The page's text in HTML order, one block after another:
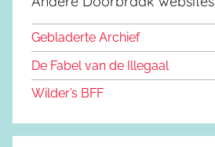
n
b
o
o
Gebladerte Archief
De Fabel van de Illegaal
Wilder’s BFF